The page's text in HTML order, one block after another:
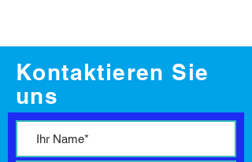
Kontaktieren Sie
uns